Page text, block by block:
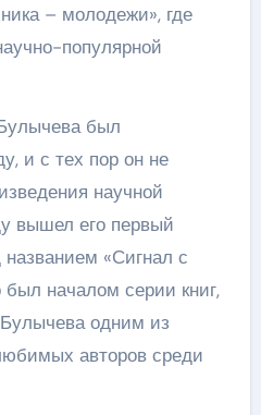
– молодежи», где
популярной
был
и с тех пор он не
научной
вышел его первый
названием «Сигнал с
началом серии книг,
одним из
авторов среди